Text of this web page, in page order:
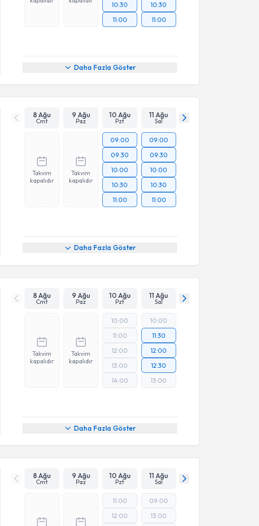
10:30
11:00
10:30
11:00
Daha Fazla Göster
8 Ağu
Cmt
9 Ağu
Paz
10 Ağu
Pzt
11 Ağu
Sal
Takvim
kapalıdır
Takvim
kapalıdır
09:00
09:30
10:00
10:30
11:00
09:00
09:30
10:00
10:30
11:00
Daha Fazla Göster
8 Ağu
Cmt
9 Ağu
Paz
10 Ağu
Pzt
11 Ağu
Sal
Takvim
kapalıdır
Takvim
kapalıdır
10:00
11:00
12:00
13:00
14:00
10:00
11:30
12:00
12:30
13:00
Daha Fazla Göster
8 Ağu
Cmt
9 Ağu
Paz
10 Ağu
Pzt
11 Ağu
Sal
11:00
12:00
09:00
13:00